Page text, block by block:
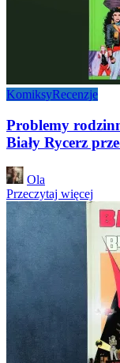
KomiksyRecenzje
Problemy
Biały Rycerz
Posted
by
Ola
Przeczytaj więcej